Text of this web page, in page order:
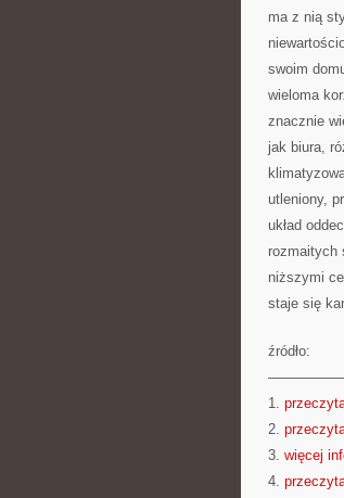
ma z nią
swoim
wieloma
znacznie
jak biura,
utleniony,
układ
rozmaitych
niższymi
staje się
źródło:
1.
2.
3. więcej
4.